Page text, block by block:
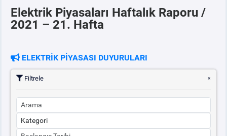
ÖRNEK FİNANS BELGELERİ
PİYASAKAYITSÜRECİ
SERBEST TÜKETİCİ
MALİ UZLAŞTIRMA
Elektrik Piyasaları Haftalık Raporu /
2021 – 21. Hafta
ELEKTRİK PİYASASI DUYURULARI
Filtrele